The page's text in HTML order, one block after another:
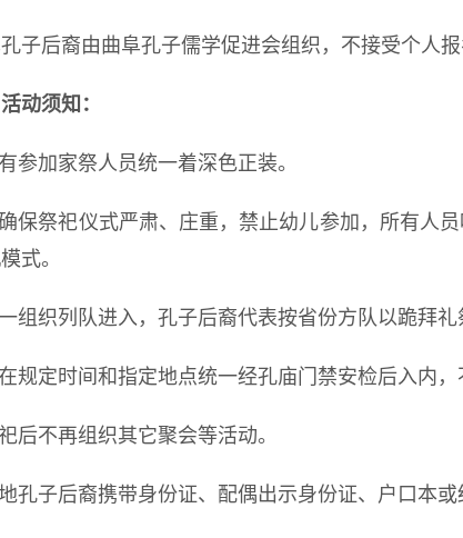
子后裔由曲阜孔子儒学促进会组织，不接受个人报
动须知：
参加家祭人员统一着深色正装。
保祭祀仪式严肃、庄重，禁止幼儿参加，所有人
式。
组织列队进入，孔子后裔代表按省份方队以跪拜
规定时间和指定地点统一经孔庙门禁安检后入内，
后不再组织其它聚会等活动。
孔子后裔携带身份证、配偶出示身份证、户口本或